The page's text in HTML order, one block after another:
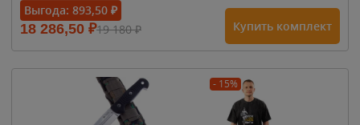
Выгода: 893,50 ₽
18 286,50 ₽19 180₽ Купить комплект
- 15%